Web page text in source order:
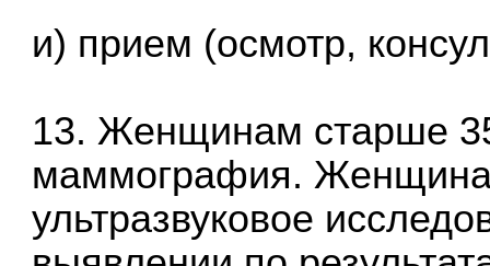
и) прием (осмотр,
13. Женщинам старше
маммография.
ультразвуковое